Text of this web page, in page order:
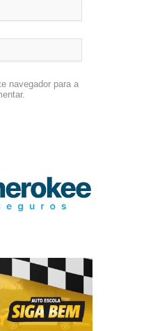
navegador para a